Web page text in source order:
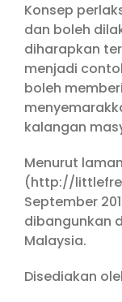
Konsep
dan boleh
diharapkan
menjadi
boleh
kalangan
Menurut
(http://
September
dibangunkan
Malaysia.
Disediakan